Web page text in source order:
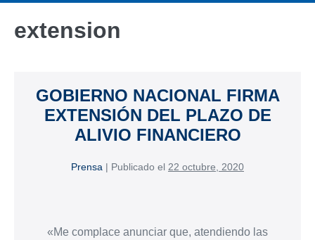
extension
GOBIERNO NACIONAL FIRMA
EXTENSIÓN DEL PLAZO DE
ALIVIO FINANCIERO
Prensa | Publicado el 22 octubre, 2020
«Me complace anunciar que, atendiendo las